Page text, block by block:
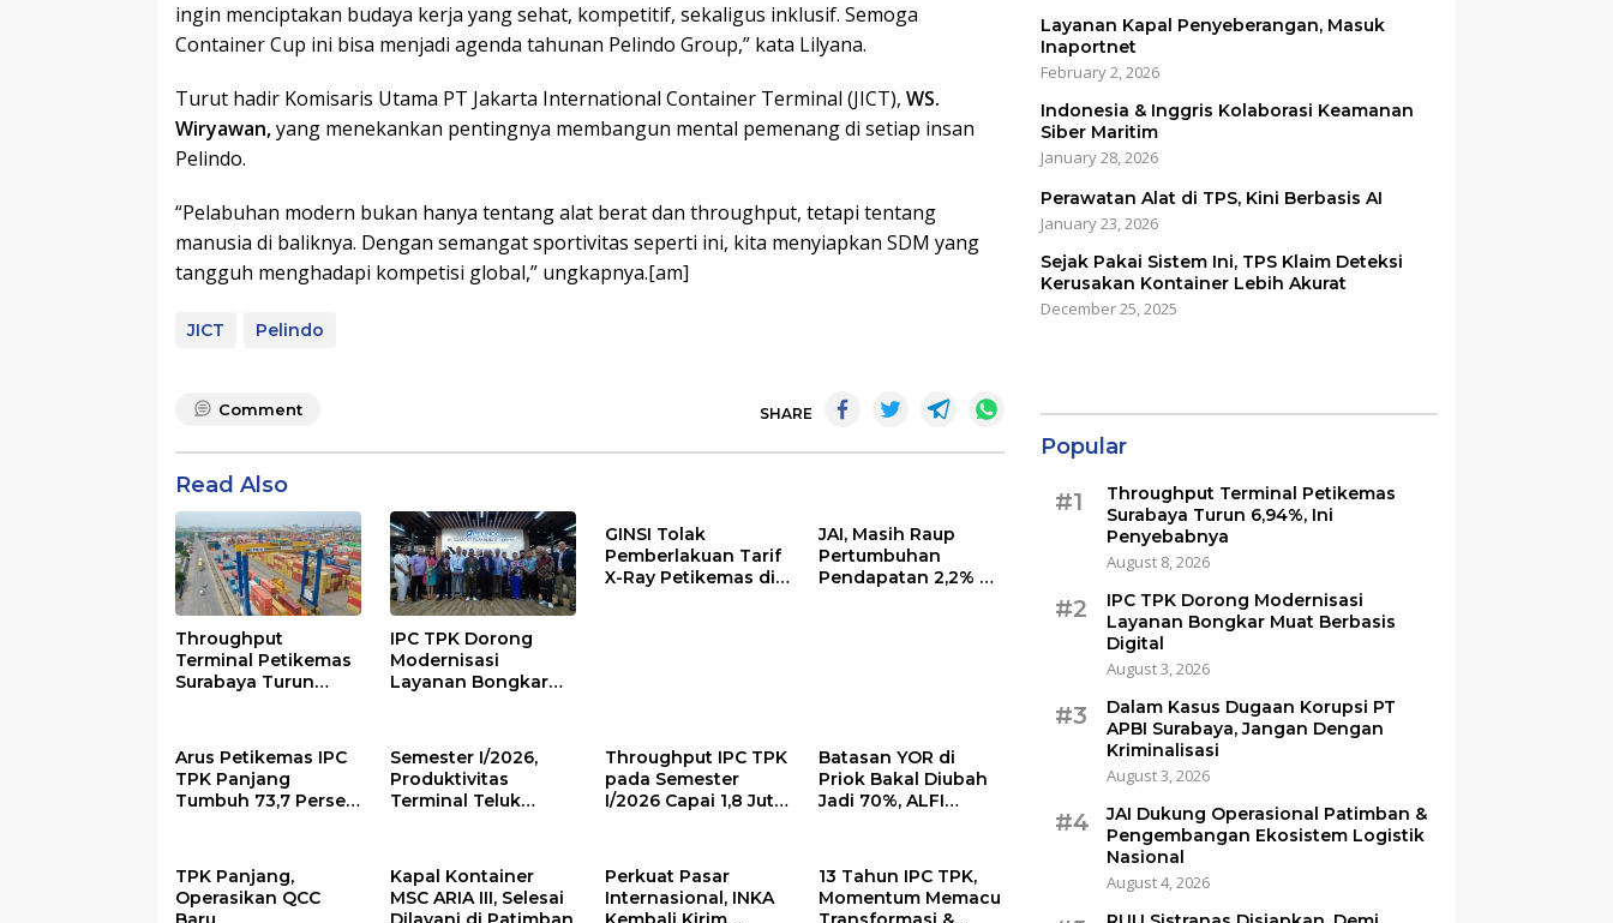
ingin menciptakan budaya kerja yang sehat, kompetitif, sekaligus inklusif. Semoga
Container Cup ini bisa menjadi agenda tahunan Pelindo Group,” kata Lilyana.
Turut hadir Komisaris Utama PT Jakarta International Container Terminal (JICT), WS.
Wiryawan,yang menekankan pentingnya membangun mental pemenang di setiap insan
Pelindo.
“Pelabuhan modern bukan hanya tentang alat berat dan throughput, tetapi tentang
manusia di baliknya. Dengan semangat sportivitas seperti ini, kita menyiapkan SDM yang
tangguh menghadapi kompetisi global,” ungkapnya.[am]
JICT Pelindo
Comment SHARE
Read Also
Throughput
Terminal Petikemas
Surabaya Turun
IPC TPK Dorong
Modernisasi
Layanan Bongkar
GINSI Tolak
Pemberlakuan Tarif
X-Ray Petikemas di
JAI, Masih Raup
Pertumbuhan
Pendapatan 2,2% di
Arus Petikemas IPC
TPK Panjang
Tumbuh 73,7 Persen
Semester I/2026,
Produktivitas
Terminal Teluk
Throughput IPC TPK
pada Semester
I/2026 Capai 1,8 Juta
Batasan YOR di
Priok Bakal Diubah
Jadi 70%, ALFI
TPK Panjang,
Operasikan QCC
Kapal Kontainer
MSC ARIA III, Selesai
Perkuat Pasar
Internasional, INKA
13 Tahun IPC TPK,
Momentum Memacu
Layanan Kapal Penyeberangan, Masuk
Inaportnet
February 2, 2026
Indonesia & Inggris Kolaborasi Keamanan
Siber Maritim
January 28, 2026
Perawatan Alat di TPS, Kini Berbasis AI
January 23, 2026
Sejak Pakai Sistem Ini, TPS Klaim Deteksi
Kerusakan Kontainer Lebih Akurat
December 25, 2025
Popular
#1
Throughput Terminal Petikemas
Surabaya Turun 6,94%, Ini
Penyebabnya
August 8, 2026
#2
IPC TPK Dorong Modernisasi
Layanan Bongkar Muat Berbasis
Digital
August 3, 2026
#3
Dalam Kasus Dugaan Korupsi PT
APBI Surabaya, Jangan Dengan
Kriminalisasi
August 3, 2026
#4
JAI Dukung Operasional Patimban &
Pengembangan Ekosistem Logistik
Nasional
August 4, 2026